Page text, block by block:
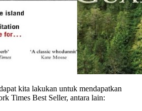
kita lakukan untuk mendapatkan
Times Best Seller, antara lain: